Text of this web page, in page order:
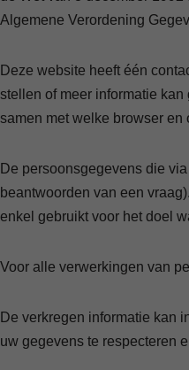
Algemene Verordening
Deze website heeft één
stellen of meer informatie
samen met welke browser en
De persoonsgegevens die
beantwoorden van een
enkel gebruikt voor het doel
Voor alle verwerkingen van
De verkregen informatie kan
uw gegevens te respecteren